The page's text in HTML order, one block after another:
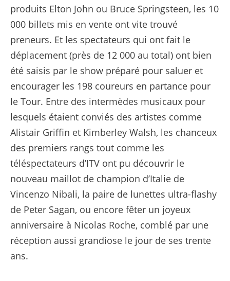
produits Elton John ou Bruce Springsteen, les 10
000 billets mis en vente ont vite trouvé
preneurs. Et les spectateurs qui ont fait le
déplacement (près de 12 000 au total) ont bien
été saisis par le show préparé pour saluer et
encourager les 198 coureurs en partance pour
le Tour. Entre des intermèdes musicaux pour
lesquels étaient conviés des artistes comme
Alistair Griffin et Kimberley Walsh, les chanceux
des premiers rangs tout comme les
téléspectateurs d’ITV ont pu découvrir le
nouveau maillot de champion d’Italie de
Vincenzo Nibali, la paire de lunettes ultra-flashy
de Peter Sagan, ou encore fêter un joyeux
anniversaire à Nicolas Roche, comblé par une
réception aussi grandiose le jour de ses trente
ans.